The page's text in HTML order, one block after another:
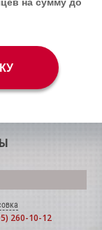
на сумму до
260-10-12